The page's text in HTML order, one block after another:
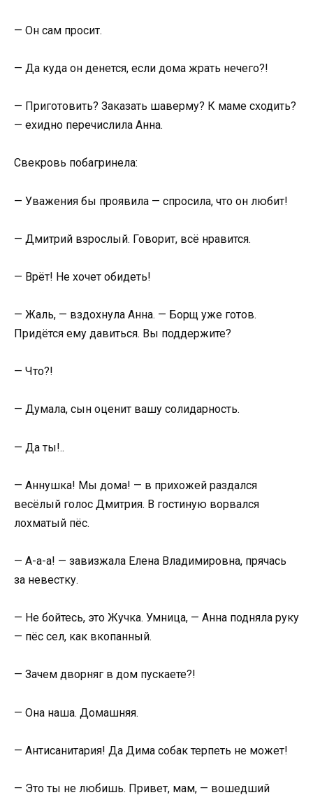
— Он сам просит.
— Да куда он денется, если дома жрать нечего?!
— Приготовить? Заказать шаверму? К маме сходить?
— ехидно перечислила Анна.
Свекровь побагринела:
— Уважения бы проявила — спросила, что он любит!
— Дмитрий взрослый. Говорит, всё нравится.
— Врёт! Не хочет обидеть!
— Жаль, — вздохнула Анна. — Борщ уже готов.
Придётся ему давиться. Вы поддержите?
— Что?!
— Думала, сын оценит вашу солидарность.
— Да ты!..
— Аннушка! Мы дома! — в прихожей раздался
весёлый голос Дмитрия. В гостиную ворвался
лохматый пёс.
— А-а-а! — завизжала Елена Владимировна, прячась
за невестку.
— Не бойтесь, это Жучка. Умница, — Анна подняла руку
— пёс сел, как вкопанный.
— Зачем дворняг в дом пускаете?!
— Она наша. Домашняя.
— Антисанитария! Да Дима собак терпеть не может!
— Это ты не любишь. Привет, мам, — вошедший